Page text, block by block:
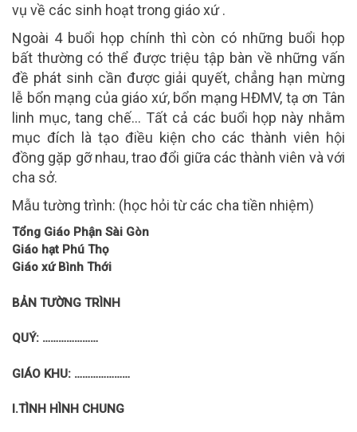
vụ về các sinh hoạt trong giáo xứ .
Ngoài 4 buổi họp chính thì còn có những buổi họp
bất thường có thể được triệu tập bàn về những vấn
đề phát sinh cần được giải quyết, chẳng hạn mừng
lễ bổn mạng của giáo xứ, bổn mạng HĐMV, tạ ơn Tân
linh mục, tang chế… Tất cả các buổi họp này nhằm
mục đích là tạo điều kiện cho các thành viên hội
đồng gặp gỡ nhau, trao đổi giữa các thành viên và với
cha sở.
Mẫu tường trình: (học hỏi từ các cha tiền nhiệm)
Tổng Giáo Phận Sài Gòn
Giáo hạt Phú Thọ
Giáo xứ Bình Thới
BẢN TƯỜNG TRÌNH
QUÝ: …………………
GIÁO KHU: …………………
I.TÌNH HÌNH CHUNG